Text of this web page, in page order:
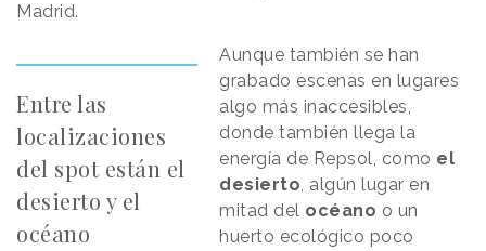
Madrid.
Entre las
localizaciones
del spot están el
desierto y el
océano
Aunque también se han
grabado escenas en lugares
algo más inaccesibles,
donde también llega la
energía de Repsol, como el
desierto, algún lugar en
mitad del océano o un
huerto ecológico poco